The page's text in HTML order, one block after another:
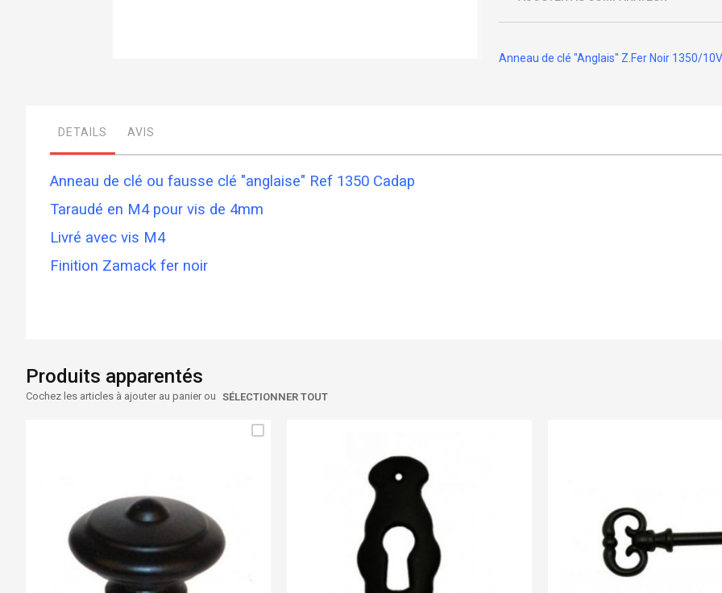
images
Anneau de clé "Anglais" Z.Fer Noir 1350/
DETAILS
Anneau de clé ou fausse clé "anglaise" Ref 1350 Cadap
Taraudé en M4 pour vis de 4mm
Livré avec vis M4
Finition Zamack fer noir
AVIS
Produits apparentés
Cochez les articles à ajouter au panier ou SÉLECTIONNER TOUT